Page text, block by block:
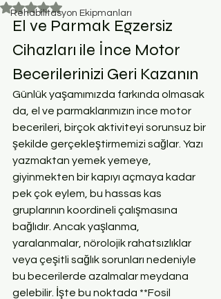
Rehabilitasyon Ekipmanları
5 üzerinden NaN yıldız
El ve Parmak Egzersiz
Cihazları ile İnce Motor
Becerilerinizi Geri Kazanın
Günlük yaşamımızda farkında olmasak
da, el ve parmaklarımızın ince motor
becerileri, birçok aktiviteyi sorunsuz bir
şekilde gerçekleştirmemizi sağlar. Yazı
yazmaktan yemek yemeye,
giyinmekten bir kapıyı açmaya kadar
pek çok eylem, bu hassas kas
gruplarının koordineli çalışmasına
bağlıdır. Ancak yaşlanma,
yaralanmalar, nörolojik rahatsızlıklar
veya çeşitli sağlık sorunları nedeniyle
bu becerilerde azalmalar meydana
gelebilir. İşte bu noktada **Fosil